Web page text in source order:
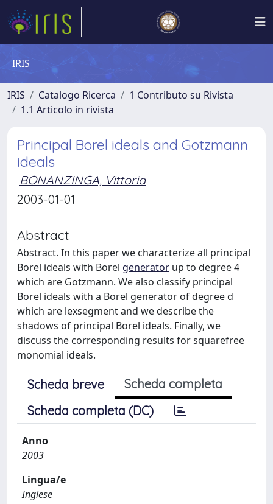
IRIS
IRIS Catalogo Ricerca
1 Contributo su Rivista
1.1 Articolo in rivista
Principal Borel ideals and Gotzmann
ideals
BONANZINGA, Vittoria
2003-01-01
Abstract
Abstract. In this paper we characterize all principal
Borel ideals with Borel generator up to degree 4
which are Gotzmann. We also classify principal
Borel ideals with a Borel generator of degree d
which are lexsegment and we describe the
shadows of principal Borel ideals. Finally, we
discuss the corresponding results for squarefree
monomial ideals.
Scheda breve
Scheda completa
Scheda completa (DC)
Anno
2003
Lingua/e
Inglese